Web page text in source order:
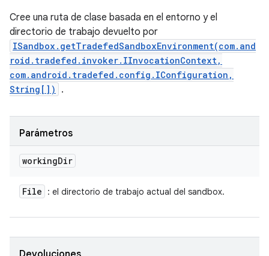
Cree una ruta de clase basada en el entorno y el
directorio de trabajo devuelto por
ISandbox.getTradefedSandboxEnvironment(com.and
roid.tradefed.invoker.IInvocationContext,
com.android.tradefed.config.IConfiguration,
String[])
.
Parámetros
workingDir
File : el directorio de trabajo actual del sandbox.